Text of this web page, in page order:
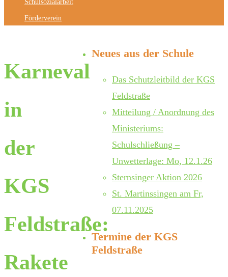
Schulsozialarbeit
Förderverein
Karneval
in
der
KGS
Feldstraße:
Rakete
Neues aus der Schule
Das Schutzleitbild der KGS
Feldstraße
Mitteilung / Anordnung des
Ministeriums:
Schulschließung –
Unwetterlage: Mo, 12.1.26
Sternsinger Aktion 2026
St. Martinssingen am Fr,
07.11.2025
Termine der KGS
Feldstraße